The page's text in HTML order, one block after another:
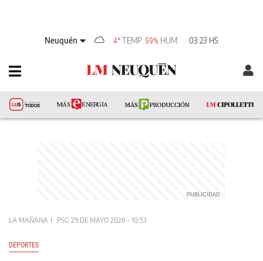
Neuquén 4° TEMP 59% HUM 03:23 HS
LA MAÑANA PSG 29 DE MAYO 2026 - 10:53
DEPORTES